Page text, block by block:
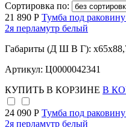
Сортировка по:
21 890 Р Тумба под
2я перламутр белый
Габариты (Д Ш В Г):
Артикул: Ц0000042341
КУПИТЬ В КОРЗИНЕ В
24 090 Р Тумба под
2я перламутр белый